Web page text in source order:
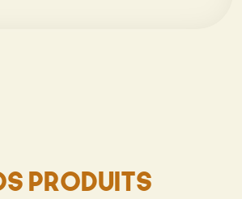
PRODUITS